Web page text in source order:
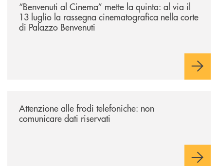
“Benvenuti al Cinema” mette la quinta: al via il
13 luglio la rassegna cinematografica nella corte
di Palazzo Benvenuti
Attenzione alle frodi telefoniche: non
comunicare dati riservati